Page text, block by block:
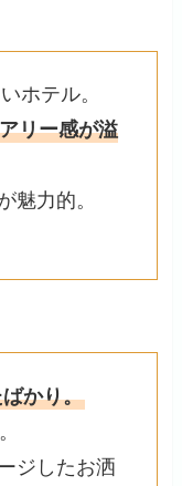
ホテル。
リー感が溢
魅力的。
かり。
ジしたお洒